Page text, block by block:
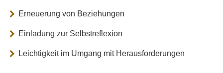
Erneuerung von Beziehungen
Einladung zur Selbstreflexion
Leichtigkeit im Umgang mit Herausforderungen